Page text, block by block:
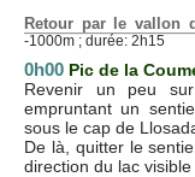
Retour par le vallon
-1000m ; durée: 2h15
0h00 Pic de la
Revenir un peu
empruntant un
sous le cap de
De là, quitter le
direction du lac visible